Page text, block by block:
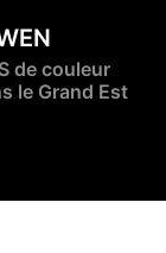
de couleur
le Grand Est